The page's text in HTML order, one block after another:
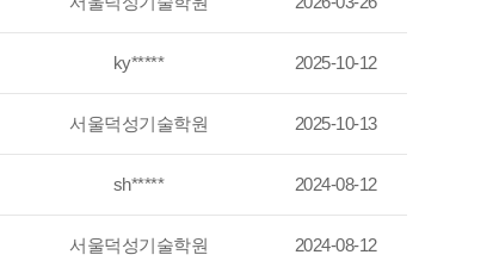
ky***** 2025-10-12
서울덕성기술학원 2025-10-13
sh***** 2024-08-12
서울덕성기술학원 2024-08-12